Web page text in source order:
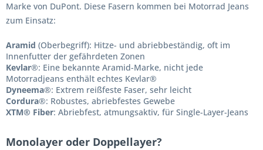
Marke von DuPont. Diese Fasern kommen bei Motorrad Jeans
zum Einsatz:
Aramid (Oberbegriff): Hitze- und abriebbeständig, oft im
Innenfutter der gefährdeten Zonen
Kevlar®: Eine bekannte Aramid-Marke, nicht jede
Motorradjeans enthält echtes Kevlar®
Dyneema®: Extrem reißfeste Faser, sehr leicht
Cordura®: Robustes, abriebfestes Gewebe
XTM® Fiber: Abriebfest, atmungsaktiv, für Single-Layer-Jeans
Monolayer oder Doppellayer?